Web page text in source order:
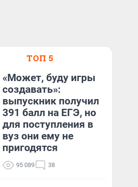
ТОП 5
«Может, буду игры
создавать»:
выпускник получил
391 балл на ЕГЭ, но
для поступления в
вуз они ему не
пригодятся
95 089 38